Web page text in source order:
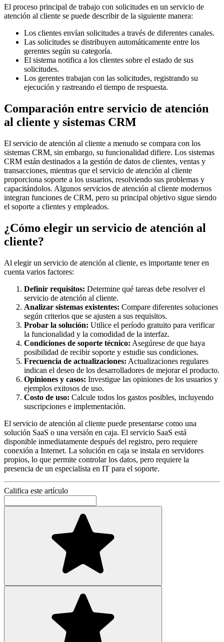
El proceso principal de trabajo con solicitudes en un servicio de
atención al cliente se puede describir de la siguiente manera:
Los clientes envían solicitudes a través de diferentes canales.
Las solicitudes se distribuyen automáticamente entre los
gerentes según su categoría.
El sistema notifica a los clientes sobre el estado de sus
solicitudes.
Los gerentes trabajan con las solicitudes, registrando su
ejecución y rastreando el tiempo de respuesta.
Comparación entre servicio de atención
al cliente y sistemas CRM
El servicio de atención al cliente a menudo se compara con los
sistemas CRM, sin embargo, su funcionalidad difiere. Los sistemas
CRM están destinados a la gestión de datos de clientes, ventas y
transacciones, mientras que el servicio de atención al cliente
proporciona soporte a los usuarios, resolviendo sus problemas y
capacitándolos. Algunos servicios de atención al cliente modernos
integran funciones de CRM, pero su principal objetivo sigue siendo
el soporte a clientes y empleados.
¿Cómo elegir un servicio de atención al
cliente?
Al elegir un servicio de atención al cliente, es importante tener en
cuenta varios factores:
Definir requisitos: Determine qué tareas debe resolver el
servicio de atención al cliente.
Analizar sistemas existentes: Compare diferentes soluciones
según criterios que se ajusten a sus requisitos.
Probar la solución: Utilice el período gratuito para verificar
la funcionalidad y la comodidad de la interfaz.
Condiciones de soporte técnico: Asegúrese de que haya
posibilidad de recibir soporte y estudie sus condiciones.
Frecuencia de actualizaciones: Actualizaciones regulares
indican el deseo de los desarrolladores de mejorar el producto.
Opiniones y casos: Investigue las opiniones de los usuarios y
ejemplos exitosos de uso.
Costo de uso: Calcule todos los gastos posibles, incluyendo
suscripciones e implementación.
El servicio de atención al cliente puede presentarse como una
solución SaaS o una versión en caja. El servicio SaaS está
disponible inmediatamente después del registro, pero requiere
conexión a Internet. La solución en caja se instala en servidores
propios, lo que permite controlar los datos, pero requiere la
presencia de un especialista en IT para el soporte.
Califica este artículo